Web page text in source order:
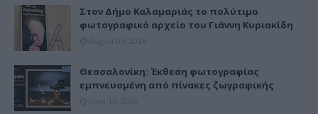
Στον Δήμο Καλαμαριάς το πολύτιμο
φωτογραφικό αρχείο του Γιάννη Κυριακίδη
Θεσσαλονίκη: Έκθεση φωτογραφίας
εμπνευσμένη από πίνακες ζωγραφικής